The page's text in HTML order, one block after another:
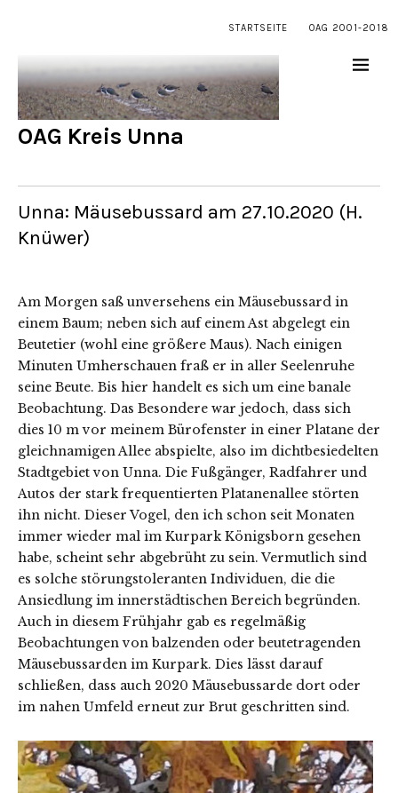
STARTSEITE OAG 2001-2018
OAG Kreis Unna
Unna: Mäusebussard am 27.10.2020 (H.
Knüwer)
Am Morgen saß unversehens ein Mäusebussard in
einem Baum; neben sich auf einem Ast abgelegt ein
Beutetier (wohl eine größere Maus). Nach einigen
Minuten Umherschauen fraß er in aller Seelenruhe
seine Beute. Bis hier handelt es sich um eine banale
Beobachtung. Das Besondere war jedoch, dass sich
dies 10 m vor meinem Bürofenster in einer Platane der
gleichnamigen Allee abspielte, also im dichtbesiedelten
Stadtgebiet von Unna. Die Fußgänger, Radfahrer und
Autos der stark frequentierten Platanenallee störten
ihn nicht. Dieser Vogel, den ich schon seit Monaten
immer wieder mal im Kurpark Königsborn gesehen
habe, scheint sehr abgebrüht zu sein. Vermutlich sind
es solche störungstoleranten Individuen, die die
Ansiedlung im innerstädtischen Bereich begründen.
Auch in diesem Frühjahr gab es regelmäßig
Beobachtungen von balzenden oder beutetragenden
Mäusebussarden im Kurpark. Dies lässt darauf
schließen, dass auch 2020 Mäusebussarde dort oder
im nahen Umfeld erneut zur Brut geschritten sind.